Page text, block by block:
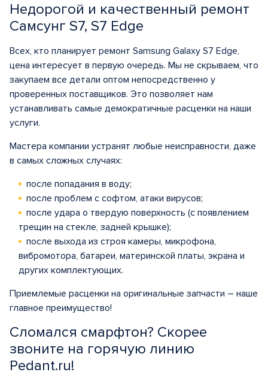
Недорогой и качественный ремонт
Самсунг S7, S7 Edge
Всех, кто планирует ремонт Samsung Galaxy S7 Edge,
цена интересует в первую очередь. Мы не скрываем, что
закупаем все детали оптом непосредственно у
проверенных поставщиков. Это позволяет нам
устанавливать самые демократичные расценки на наши
услуги.
Мастера компании устранят любые неисправности, даже
в самых сложных случаях:
после попадания в воду;
после проблем с софтом, атаки вирусов;
после удара о твердую поверхность (с появлением
трещин на стекле, задней крышке);
после выхода из строя камеры, микрофона,
вибромотора, батареи, материнской платы, экрана и
других комплектующих.
Приемлемые расценки на оригинальные запчасти – наше
главное преимущество!
Сломался смарфтон? Скорее
звоните на горячую линию
Pedant.ru!